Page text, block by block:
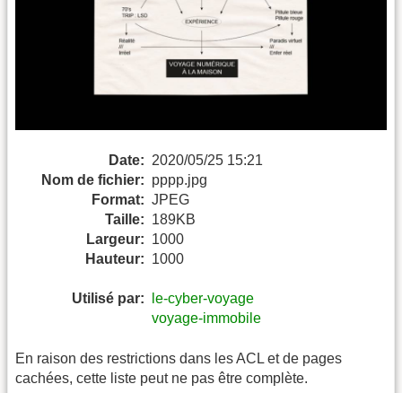
Date: 2020/05/25 15:21
Nom de fichier: pppp.jpg
Format: JPEG
Taille: 189KB
Largeur: 1000
Hauteur: 1000
Utilisé par:
le-cyber-voyage
voyage-immobile
En raison des restrictions dans les ACL et de pages
cachées, cette liste peut ne pas être complète.